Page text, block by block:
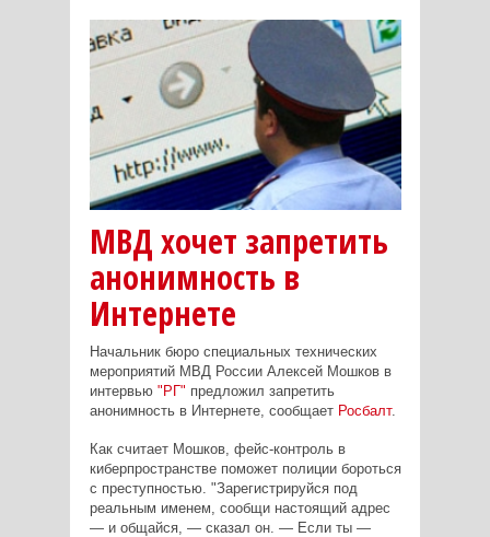
МВД хочет запретить
анонимность в
Интернете
Начальник бюро специальных технических
мероприятий МВД России Алексей Мошков в
интервью "РГ" предложил запретить
анонимность в Интернете, сообщает Росбалт.
Как считает Мошков, фейс-контроль в
киберпространстве поможет полиции бороться
с преступностью. "Зарегистрируйся под
реальным именем, сообщи настоящий адрес
— и общайся, — сказал он. — Если ты —